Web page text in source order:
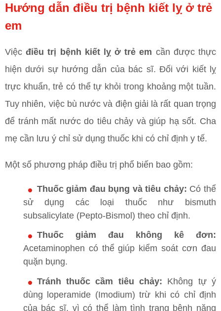
Hướng dẫn điều trị bệnh kiết lỵ ở trẻ
em
Việcđiều trị bệnh kiết lỵ ở trẻ em cần được thực
hiện dưới sự hướng dẫn của bác sĩ. Đối với kiết lỵ
trực khuẩn, trẻ có thể tự khỏi trong khoảng một tuần.
Tuy nhiên, việc bù nước và điện giải là rất quan trọng
để tránh mất nước do tiêu chảy và giúp hạ sốt. Cha
mẹ cần lưu ý chỉ sử dụng thuốc khi có chỉ định y tế.
Một số phương pháp điều trị phổ biến bao gồm:
Thuốc giảm đau bụng và tiêu chảy: Có thể
sử dụng các loại thuốc như bismuth
subsalicylate (Pepto-Bismol) theo chỉ định.
Thuốc giảm đau không kê đơn:
Acetaminophen có thể giúp kiểm soát cơn đau
quặn bụng.
Tránh thuốc cầm tiêu chảy: Không tự ý
dùng loperamide (Imodium) trừ khi có chỉ định
của bác sĩ, vì có thể làm tình trạng bệnh nặng